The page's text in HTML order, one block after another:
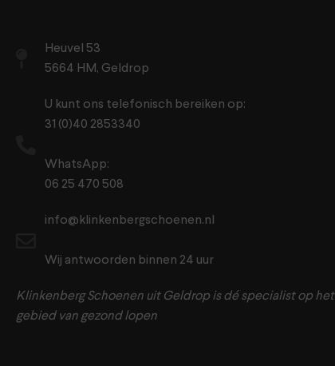
Heuvel 53
5664 HM, Geldrop
U kunt ons telefonisch bereiken op:
31 (0)40 2853340
WhatsApp:
06 25 470 508
info@klinkenbergschoenen.nl
Wij antwoorden binnen 24 uur
Klinkenberg Schoenen uit Geldrop is dé specialist op het
gebied van gezond lopen